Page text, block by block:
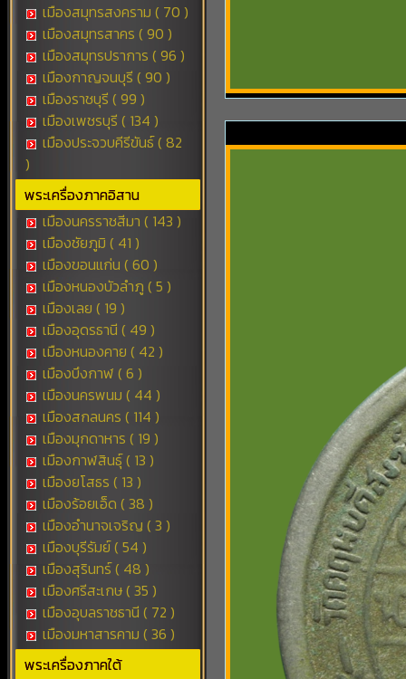
เมืองสมุทรสงคราม ( 70 )
เมืองสมุทรสาคร ( 90 )
เมืองสมุทรปราการ ( 96 )
เมืองกาญจนบุรี ( 90 )
เมืองราชบุรี ( 99 )
เมืองเพชรบุรี ( 134 )
เมืองประจวบคีรีขันธ์ ( 82
)
พระเครื่องภาคอิสาน
เมืองนครราชสีมา ( 143 )
เมืองชัยภูมิ ( 41 )
เมืองขอนแก่น ( 60 )
เมืองหนองบัวลำภู ( 5 )
เมืองเลย ( 19 )
เมืองอุดรธานี ( 49 )
เมืองหนองคาย ( 42 )
เมืองบึงกาฬ ( 6 )
เมืองนครพนม ( 44 )
เมืองสกลนคร ( 114 )
เมืองมุกดาหาร ( 19 )
เมืองกาฬสินธุ์ ( 13 )
เมืองยโสธร ( 13 )
เมืองร้อยเอ็ด ( 38 )
เมืองอำนาจเจริญ ( 3 )
เมืองบุรีรัมย์ ( 54 )
เมืองสุรินทร์ ( 48 )
เมืองศรีสะเกษ ( 35 )
เมืองอุบลราชธานี ( 72 )
เมืองมหาสารคาม ( 36 )
พระเครื่องภาคใต้